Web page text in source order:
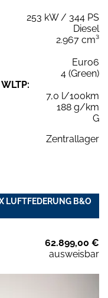
253 kW / 344 PS
Diesel
2.967 cm³
Euro6
4 (Green)
7,0 l/100km
188 g/km
G
Zentrallager
LUFTFEDERUNG B&O
62.899,00 €
ausweisbar